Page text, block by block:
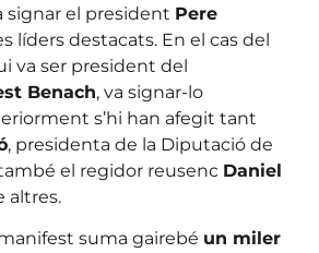
signar el president Pere
líders destacats. En el cas del
va ser president del
Benach, va signar-lo
s’hi han afegit tant
, presidenta de la Diputació de
el regidor reusenc Daniel
altres.
suma gairebé un miler